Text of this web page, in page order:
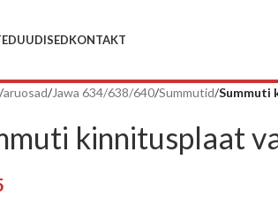
UUDISEDKONTAKT
/Jawa 634/638/640/Summutid/Summuti
kinnitusplaat